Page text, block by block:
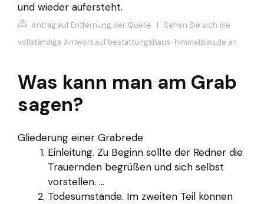
und wieder aufersteht.
Antrag auf Entfernung der Quelle | Sehen Sie sich die
vollständige Antwort auf bestattungshaus-himmelblau.de an
Was kann man am Grab
sagen?
Gliederung einer Grabrede
Einleitung. Zu Beginn sollte der Redner die
Trauernden begrüßen und sich selbst
vorstellen. ...
Todesumstände. Im zweiten Teil können